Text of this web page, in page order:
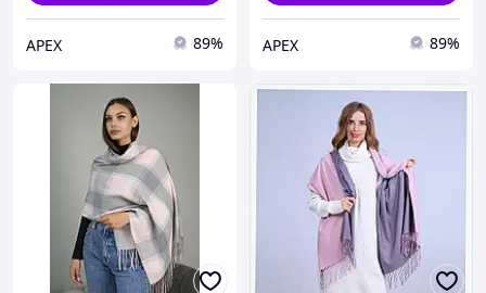
APEX 89% APEX 89%